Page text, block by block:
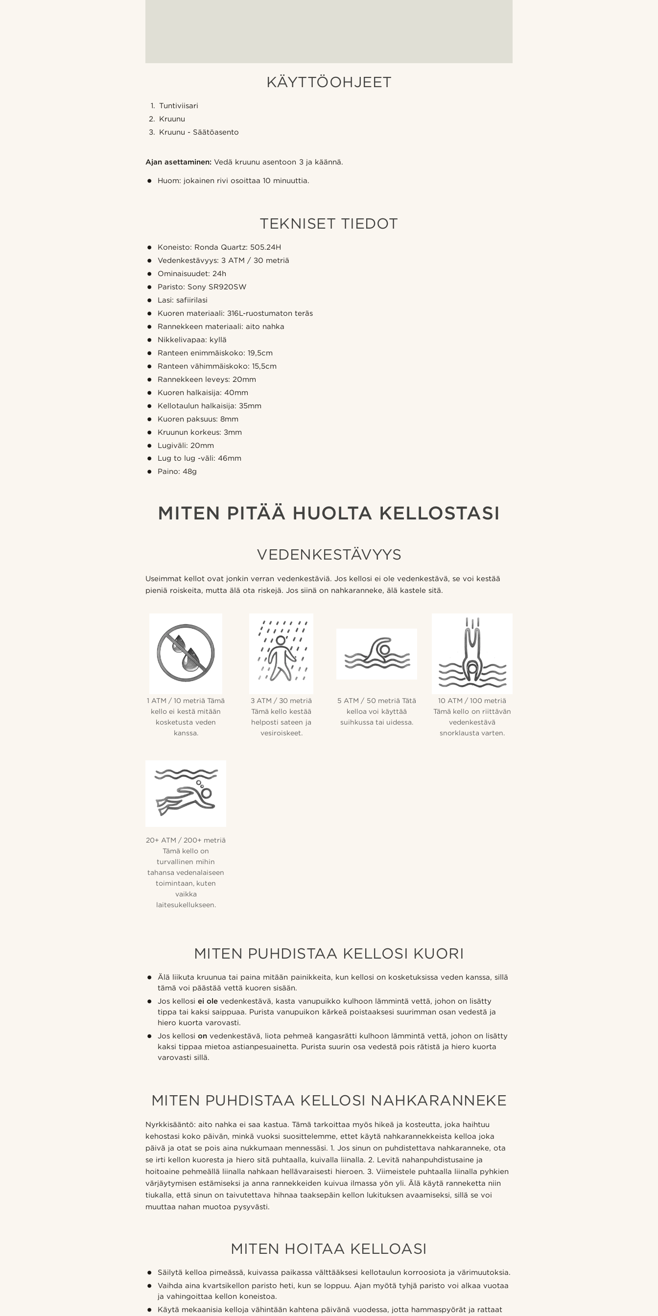
KÄYTTÖOHJEET
Tuntiviisari
Kruunu
Kruunu - Säätöasento
Ajan asettaminen: Vedä kruunu asentoon 3 ja käännä.
Huom: jokainen rivi osoittaa 10 minuuttia.
TEKNISET TIEDOT
Koneisto: Ronda Quartz: 505.24H
Vedenkestävyys: 3 ATM / 30 metriä
Ominaisuudet: 24h
Paristo: Sony SR920SW
Lasi: safiirilasi
Kuoren materiaali: 316L-ruostumaton teräs
Rannekkeen materiaali: aito nahka
Nikkelivapaa: kyllä
Ranteen enimmäiskoko: 19,5cm
Ranteen vähimmäiskoko: 15,5cm
Rannekkeen leveys: 20mm
Kuoren halkaisija: 40mm
Kellotaulun halkaisija: 35mm
Kuoren paksuus: 8mm
Kruunun korkeus: 3mm
Lugiväli: 20mm
Lug to lug -väli: 46mm
Paino: 48g
MITEN PITÄÄ HUOLTA KELLOSTASI
VEDENKESTÄVYYS
Useimmat kellot ovat jonkin verran vedenkestäviä. Jos kellosi ei ole vedenkestävä, se voi kestää
pieniä roiskeita, mutta älä ota riskejä. Jos siinä on nahkaranneke, älä kastele sitä.
1 ATM / 10 metriä Tämä
kello ei kestä mitään
kosketusta veden
kanssa.
3 ATM / 30 metriä
Tämä kello kestää
helposti sateen ja
vesiroiskeet.
5 ATM / 50 metriä Tätä
kelloa voi käyttää
suihkussa tai uidessa.
10 ATM / 100 metriä
Tämä kello on riittävän
vedenkestävä
snorklausta varten.
20+ ATM / 200+ metriä
Tämä kello on
turvallinen mihin
tahansa vedenalaiseen
toimintaan, kuten
vaikka
laitesukellukseen.
MITEN PUHDISTAA KELLOSI KUORI
Älä liikuta kruunua tai paina mitään painikkeita, kun kellosi on kosketuksissa veden kanssa, sillä
tämä voi päästää vettä kuoren sisään.
Jos kellosiei ole vedenkestävä, kasta vanupuikko kulhoon lämmintä vettä, johon on lisätty
tippa tai kaksi saippuaa. Purista vanupuikon kärkeä poistaaksesi suurimman osan vedestä ja
hiero kuorta varovasti.
Jos kellosion vedenkestävä, liota pehmeä kangasrätti kulhoon lämmintä vettä, johon on lisätty
kaksi tippaa mietoa astianpesuainetta. Purista suurin osa vedestä pois rätistä ja hiero kuorta
varovasti sillä.
MITEN PUHDISTAA KELLOSI NAHKARANNEKE
Nyrkkisääntö: aito nahka ei saa kastua. Tämä tarkoittaa myös hikeä ja kosteutta, joka haihtuu
kehostasi koko päivän, minkä vuoksi suosittelemme, ettet käytä nahkarannekkeista kelloa joka
päivä ja otat se pois aina nukkumaan mennessäsi. 1. Jos sinun on puhdistettava nahkaranneke, ota
se irti kellon kuoresta ja hiero sitä puhtaalla, kuivalla liinalla. 2. Levitä nahanpuhdistusaine ja
hoitoaine pehmeällä liinalla nahkaan hellävaraisesti hieroen. 3. Viimeistele puhtaalla liinalla pyhkien
värjäytymisen estämiseksi ja anna rannekkeiden kuivua ilmassa yön yli. Älä käytä ranneketta niin
tiukalla, että sinun on taivutettava hihnaa taaksepäin kellon lukituksen avaamiseksi, sillä se voi
muuttaa nahan muotoa pysyvästi.
MITEN HOITAA KELLOASI
Säilytä kelloa pimeässä, kuivassa paikassa välttääksesi kellotaulun korroosiota ja värimuutoksia.
Vaihda aina kvartsikellon paristo heti, kun se loppuu. Ajan myötä tyhjä paristo voi alkaa vuotaa
ja vahingoittaa kellon koneistoa.
Käytä mekaanisia kelloja vähintään kahtena päivänä vuodessa, jotta hammaspyörät ja rattaat